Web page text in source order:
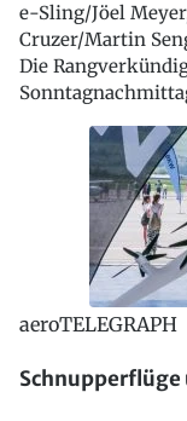
e-Sling/Jöel
Cruzer/Martin
Die
aeroTELEGRAPH
Schnupperflüge